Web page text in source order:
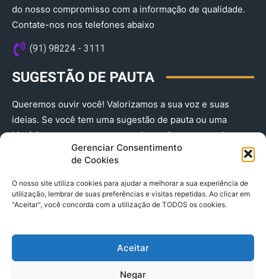
Gerenciar Consentimento
de Cookies
O nosso site utiliza cookies para ajudar a melhorar a sua experiência de
utilização, lembrar de suas preferências e visitas repetidas. Ao clicar em
“Aceitar”, você concorda com a utilização de TODOS os cookies.
Aceitar
Negar
do nosso compromisso com a informação de qualidade.
Contate-nos nos telefones abaixo
(91) 98224 - 3111
SUGESTÃO DE PAUTA
Queremos ouvir você! Valorizamos a sua voz e suas
ideias. Se você tem uma sugestão de pauta ou uma
história que merece ser contada, envie-nos agora!
(91) 98224 - 3111
© 2025 A Província do Pará CNPJ: 04.901.141/0001-36 End .
Trav. Quintino Bocaiuva 2301, Ed. Rogério Fernandez – Sala